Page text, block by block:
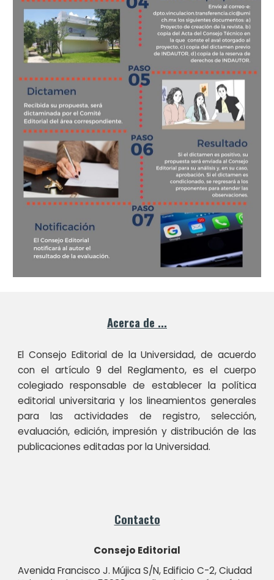
Acerca de ...
El Consejo Editorial de la Universidad, de acuerdo
con el artículo 9 del Reglamento, es el cuerpo
colegiado responsable de establecer la política
editorial universitaria y los lineamientos generales
para las actividades de registro, selección,
evaluación, edición, impresión y distribución de las
publicaciones editadas por la Universidad.
Contacto
Consejo Editorial
Avenida Francisco J. Mújica S/N, Edificio C-2, Ciudad